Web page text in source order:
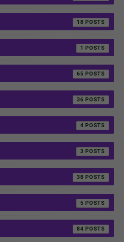
18
1
65
36
4
3
38
5
84